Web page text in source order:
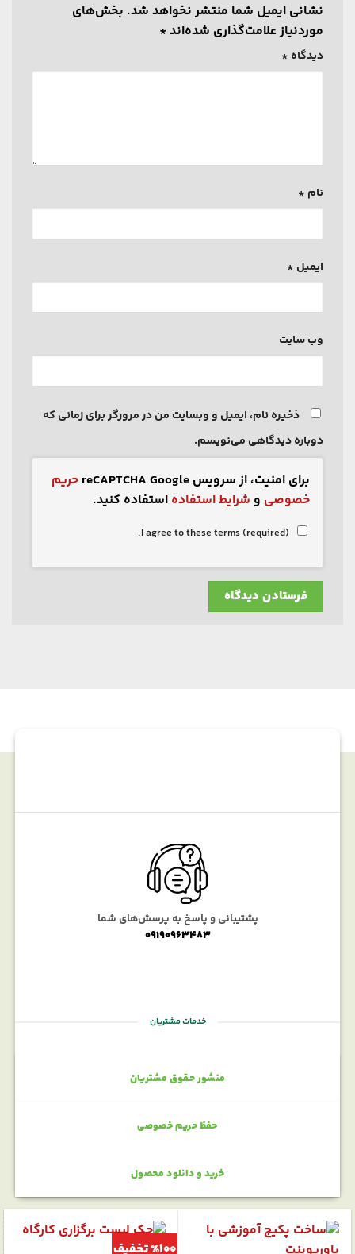
نشانی ایمیل شما منتشر نخواهد شد. بخش‌های
موردنیاز علامت‌گذاری شده‌اند*
دیدگاه *
نام *
ایمیل *
وب‌ سایت
ذخیره نام، ایمیل و وبسایت من در مرورگر برای زمانی که
دوباره دیدگاهی می‌نویسم.
برای امنیت، از سرویس reCAPTCHA Google
حریم
خصوصی و شرایط استفاده استفاده کنید.
I agree to these terms (required).
پشتیبانی و پاسخ به پرسش‌های شما
09190963483
خدمات مشتریان
منشور حقوق مشتریان
حفظ حریم خصوصی
خرید و دانلود محصول
%100 تخفیف